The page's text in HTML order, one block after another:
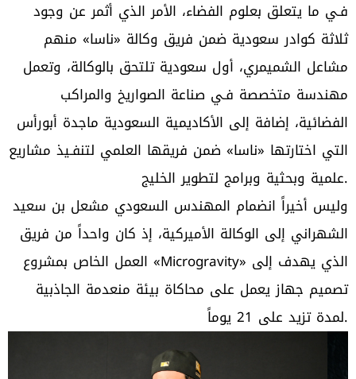
فـي ما يتعلق بعلوم الفضاء، الأمر الذي أثمر عن وجود
ثلاثة كوادر سعودية ضمن فريق وكالة «ناسا» منهم
مشاعل الشميمري، أول سعودية تلتحق بالوكالة، وتعمل
مهندسة متخصصة فـي صناعة الصواريخ والمراكب
الفضائية، إضافة إلى الأكاديمية السعودية ماجدة أبورأس
التي اختارتها «ناسا» ضمن فريقها العلمي لتنفـيذ مشاريع
علمية وبحثية وبرامج لتطوير الخليج.
وليس أخيراً انضمام المهندس السعودي مشعل بن سعيد
الشهراني إلى الوكالة الأميركية، إذ كان واحداً من فريق
العمل الخاص بمشروع «Microgravity» الذي يهدف إلى
تصميم جهاز يعمل على محاكاة بيئة منعدمة الجاذبية
لمدة تزيد على 21 يوماً.